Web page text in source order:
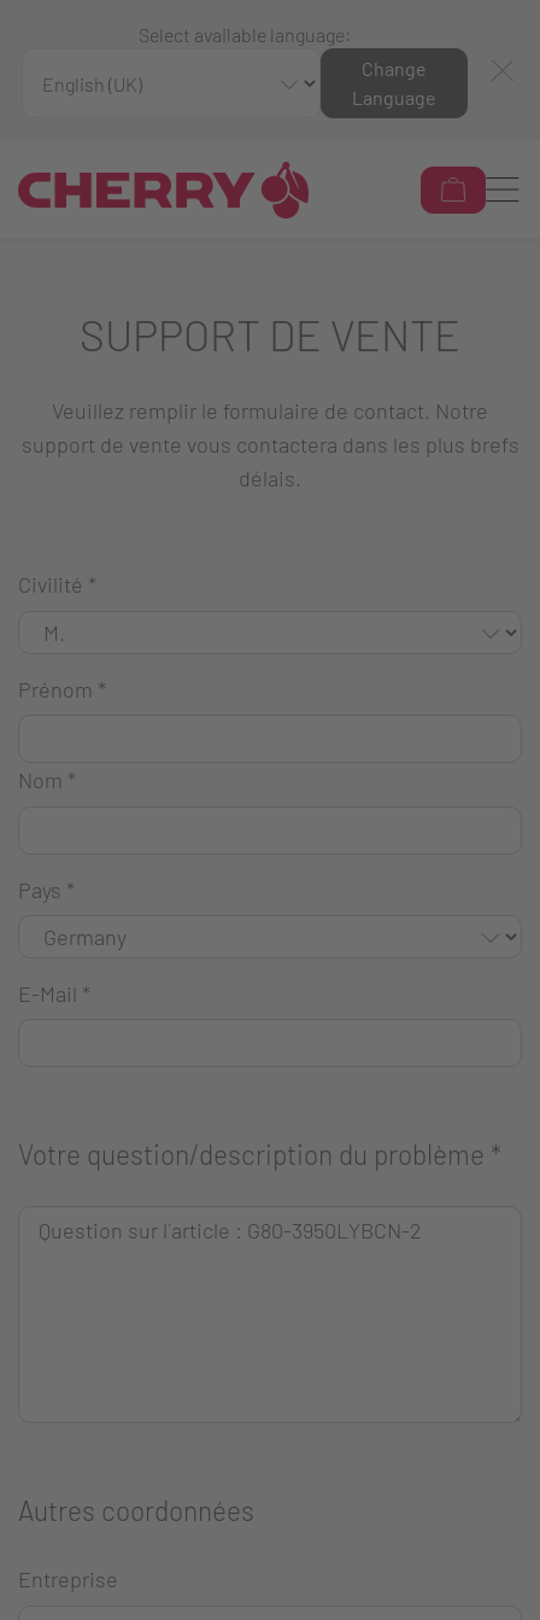
Select available language:
Change
Language
SUPPORT DE VENTE
Veuillez remplir le formulaire de contact. Notre
support de vente vous contactera dans les plus brefs
délais.
Civilité *
Prénom *
Nom *
Pays *
E-Mail *
Votre question/description du problème *
Autres coordonnées
Entreprise